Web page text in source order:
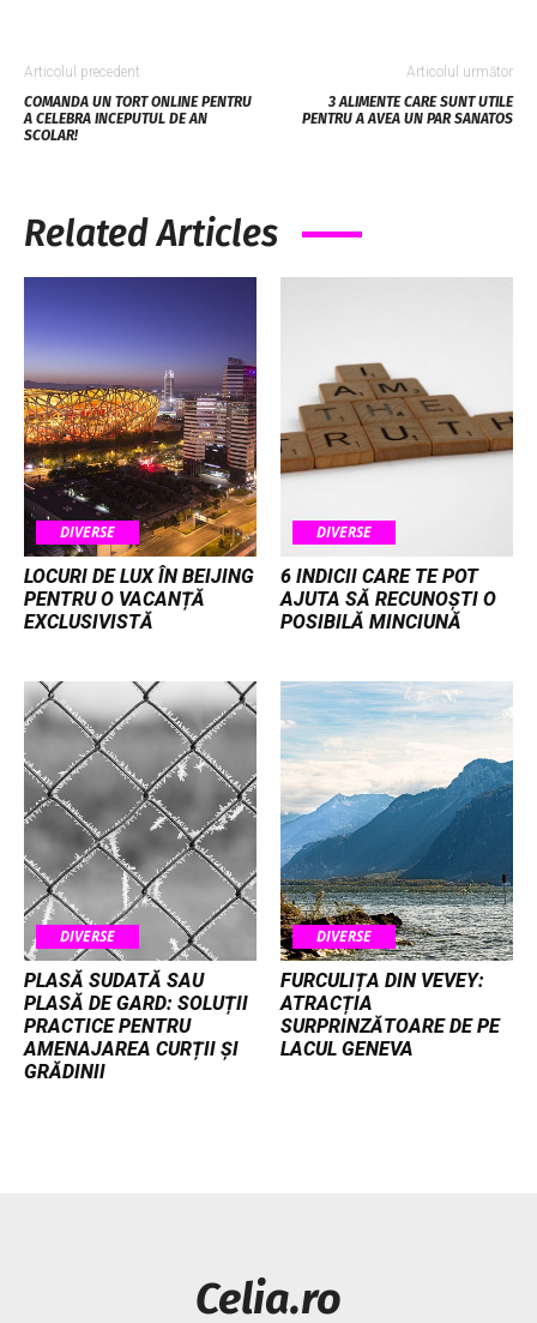
Articolul precedent
COMANDA UN TORT ONLINE PENTRU
A CELEBRA INCEPUTUL DE AN
SCOLAR!
Articolul următor
3 ALIMENTE CARE SUNT UTILE
PENTRU A AVEA UN PAR SANATOS
Related Articles
DIVERSE
LOCURI DE LUX ÎN BEIJING
PENTRU O VACANȚĂ
EXCLUSIVISTĂ
DIVERSE
6 INDICII CARE TE POT
AJUTA SĂ RECUNOȘTI O
POSIBILĂ MINCIUNĂ
DIVERSE
PLASĂ SUDATĂ SAU
PLASĂ DE GARD: SOLUȚII
PRACTICE PENTRU
AMENAJAREA CURȚII ȘI
GRĂDINII
DIVERSE
FURCULIȚA DIN VEVEY:
ATRACȚIA
SURPRINZĂTOARE DE PE
LACUL GENEVA
Celia.ro